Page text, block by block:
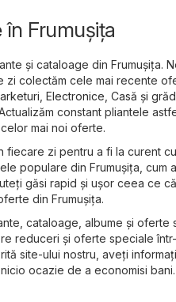
Frumuşiţa
și cataloage din Frumuşiţa.
zi colectăm cele mai recente
Electronice Casă și
constant pliantele
mai noi oferte.
zi pentru a fi la curent
populare din Frumuşiţa, cum
găsi rapid și ușor ceea ce
din Frumuşiţa.
cataloage, albume și oferte
reduceri și oferte speciale într-
site-ului nostru, aveți
ocazie de a economisi bani.